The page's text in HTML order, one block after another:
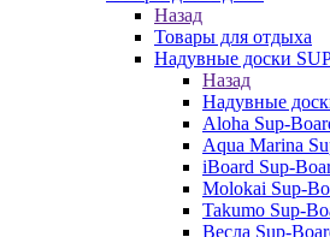
Назад
Товары для отдыха
Надувные доски
Назад
Надувные
Aloha Sup-
Aqua Marina
iBoard Sup-
Molokai Sup-
Takumo Sup-
Весла Sup-